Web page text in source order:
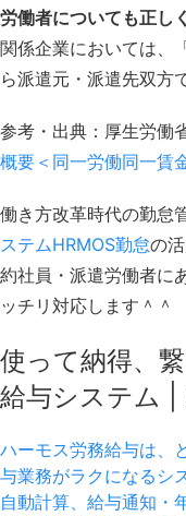
労働者についても正し
関係企業においては、
ら派遣元・派遣先双方
参考・出典：厚生労働
概要＜同一労働同一賃
働き方改革時代の勤怠
ステムHRMOS勤怠の
約社員・派遣労働者に
ッチリ対応します＾＾
使って納得、
給与システム |
ハーモス労務給与は、
与業務がラクになるシ
自動計算、給与通知・